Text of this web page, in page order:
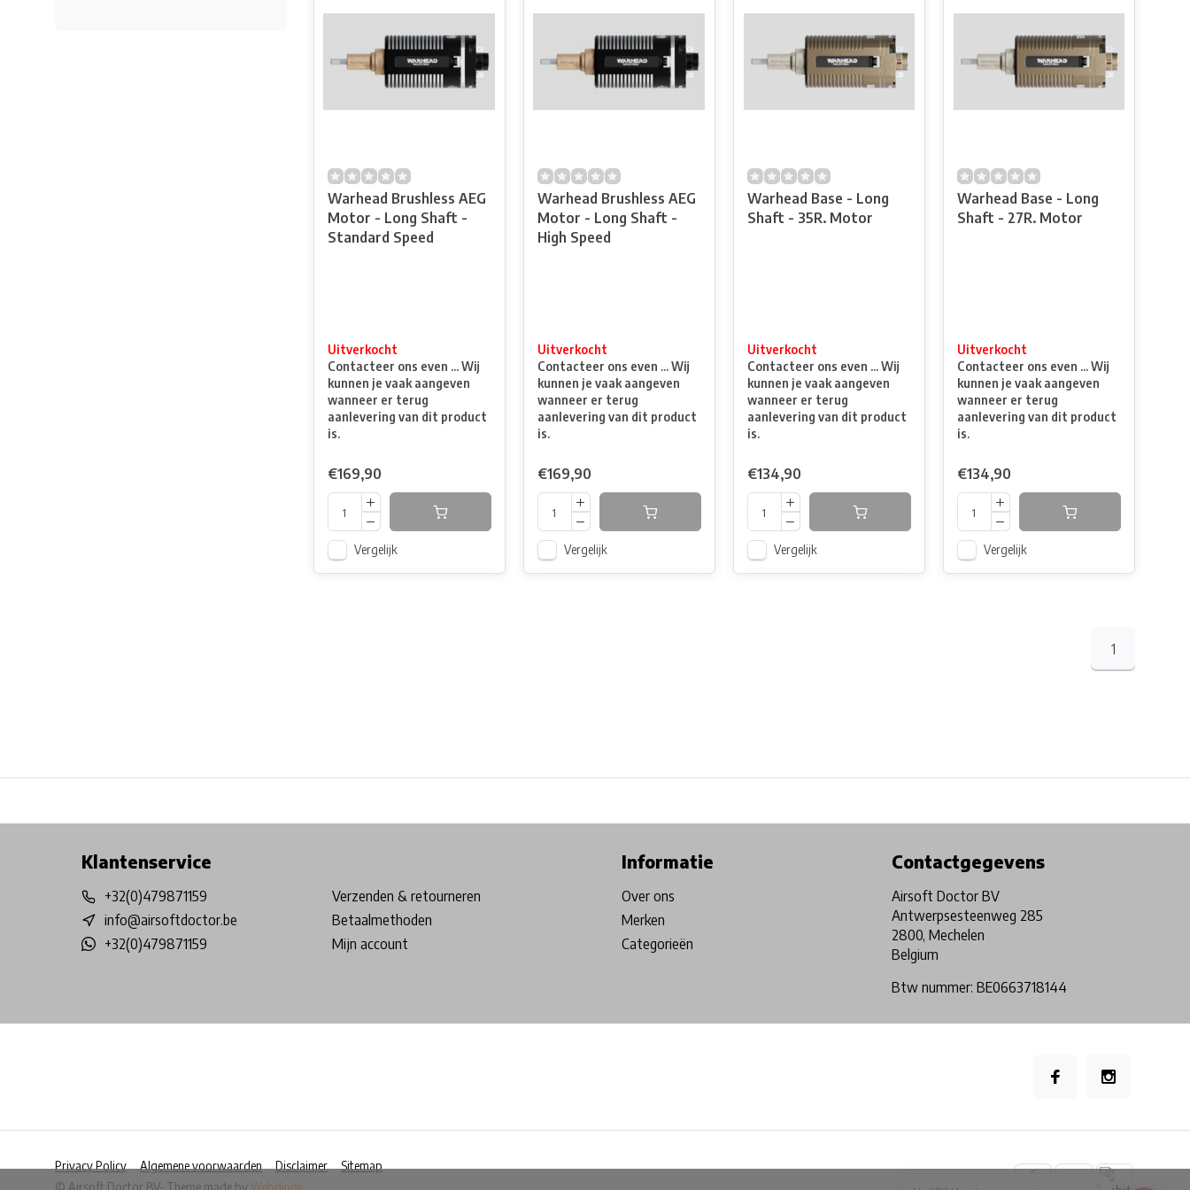
Warhead Brushless AEG
Motor - Long Shaft -
Standard Speed
Uitverkocht
Contacteer ons even ... Wij
kunnen je vaak aangeven
wanneer er terug
aanlevering van dit product
is.
€169,90
Vergelijk
Warhead Brushless AEG
Motor - Long Shaft -
High Speed
Uitverkocht
Contacteer ons even ... Wij
kunnen je vaak aangeven
wanneer er terug
aanlevering van dit product
is.
€169,90
Vergelijk
Warhead Base - Long
Shaft - 35R. Motor
Uitverkocht
Contacteer ons even ... Wij
kunnen je vaak aangeven
wanneer er terug
aanlevering van dit product
is.
€134,90
Vergelijk
Warhead Base - Long
Shaft - 27R. Motor
Uitverkocht
Contacteer ons even ... Wij
kunnen je vaak aangeven
wanneer er terug
aanlevering van dit product
is.
€134,90
Vergelijk
1
Klantenservice
+32(0)479871159
info@airsoftdoctor.be
+32(0)479871159
Verzenden & retourneren
Betaalmethoden
Mijn account
Informatie
Over ons
Merken
Categorieën
Contactgegevens
Airsoft Doctor BV
Antwerpsesteenweg 285
2800, Mechelen
Belgium
Btw nummer: BE0663718144
Privacy Policy Algemene voorwaarden Disclaimer
Sitemap
© Airsoft Doctor BV- Theme made by Webdinge